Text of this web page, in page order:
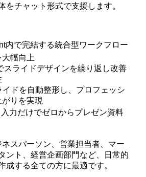
をチャット形式で支援します。
内で完結する統合型ワークフロー
幅向上
スライドデザインを繰り返し改善
イドを自動整形し、プロフェッシ
りを実現
入力だけでゼロからプレゼン資料
ネスパーソン、営業担当者、マー
ント、経営企画部門など、日常的
成する全ての方に最適です。